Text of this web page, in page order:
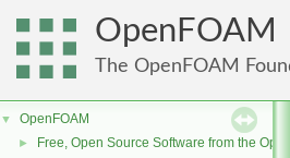
OpenFOAM
The OpenFOAM
▼ OpenFOAM
► Free, Open Source Software from the